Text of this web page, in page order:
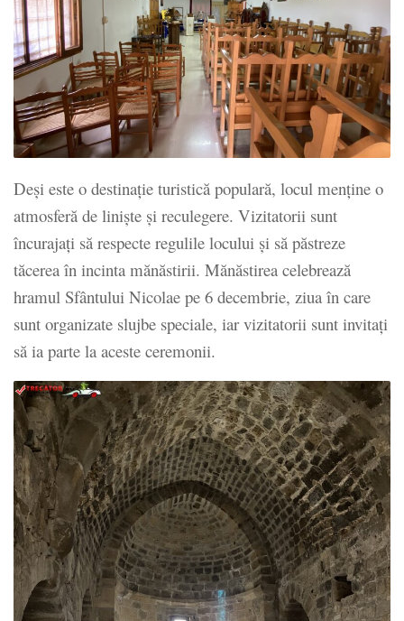
Deși este o destinație turistică populară, locul menține o
atmosferă de liniște și reculegere. Vizitatorii sunt
încurajați să respecte regulile locului și să păstreze
tăcerea în incinta mănăstirii. Mănăstirea celebrează
hramul Sfântului Nicolae pe 6 decembrie, ziua în care
sunt organizate slujbe speciale, iar vizitatorii sunt invitați
să ia parte la aceste ceremonii.